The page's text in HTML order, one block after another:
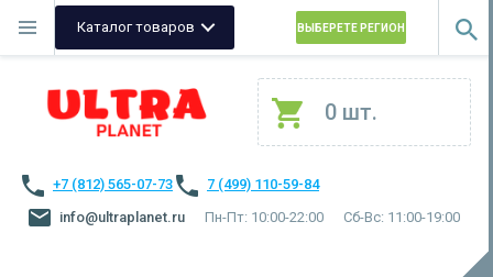
Каталог товаров ВЫБЕРЕТЕ РЕГИОН
0 шт.
+7 (812) 565-07-73
7 (499) 110-59-84
info@ultraplanet.ru
Пн-Пт: 10:00-22:00 Сб-Вс: 11:00-19:00